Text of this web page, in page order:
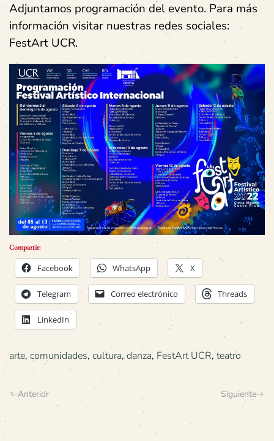
Adjuntamos programación del evento. Para más
información visitar nuestras redes sociales:
FestArt UCR.
Compartir:
Facebook WhatsApp X
Telegram Correo electrónico Threads
LinkedIn
arte, comunidades, cultura,danza, FestArt UCR, teatro
Anterior Siguiente